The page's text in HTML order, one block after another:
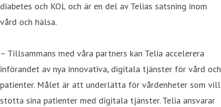
diabetes och KOL och är en del av Telias satsning inom
vård och hälsa.
– Tillsammans med våra partners kan Telia accelerera
införandet av nya innovativa, digitala tjänster för vård och
patienter. Målet är att underlätta för vårdenheter som vill
stötta sina patienter med digitala tjänster. Telia ansvarar